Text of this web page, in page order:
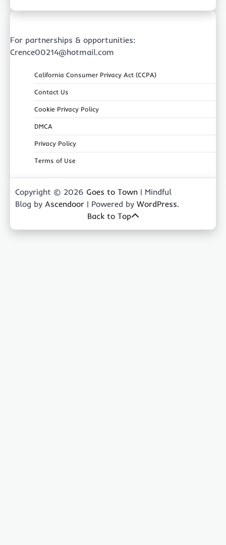
For partnerships & opportunities:
Crence00214@hotmail.com
California Consumer Privacy Act (CCPA)
Contact Us
Cookie Privacy Policy
DMCA
Privacy Policy
Terms of Use
Copyright © 2026 Goes to Town | Mindful
Blog by Ascendoor | Powered by WordPress.
Back to Top